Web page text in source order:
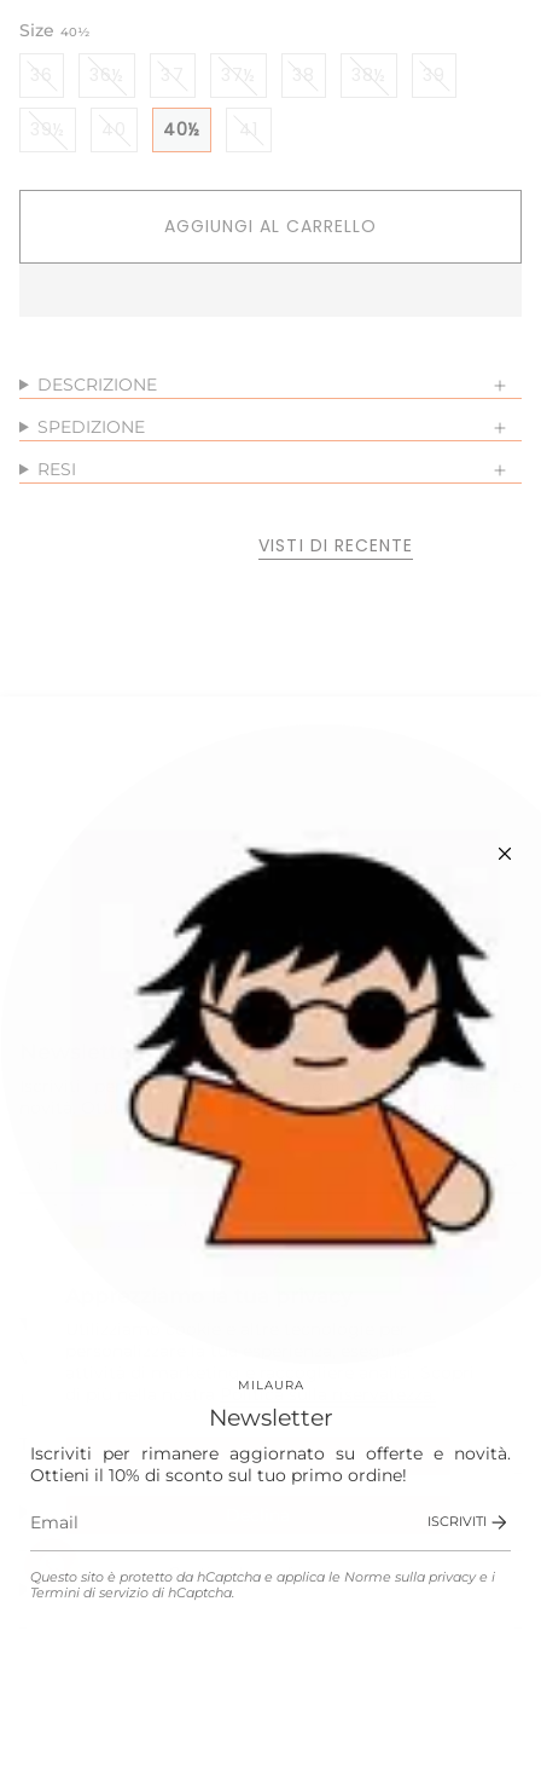
Politica sulla riservatezza.
Gestisci le preferenze
Accetta
MILAURA
Newsletter
Iscriviti per rimanere aggiornato su offerte e novità.
Ottieni il 10% di sconto sul tuo primo ordine!
ISCRIVITI
Questo sito è protetto da hCaptcha e applica le Norme sulla privacye i
Termini di servizio di hCaptcha.
Size 40½
36 36½ 37 37½ 38 38½ 39
39½ 40 40½ 41
AGGIUNGI AL CARRELLO
DESCRIZIONE
SPEDIZIONE
RESI
VISTI DI RECENTE
Newsletter
Iscriviti per rimanere sempre aggiornato su offerte e
novità. Ottieni il 10% di sconto sul tuo primo ordine!
ISCRIVITI
Questo sito è protetto da hCaptcha e applica le Norme sulla privacy
e i
di hCaptcha.
The Store
Shop
Customer Service